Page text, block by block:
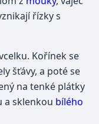
řízky s
Kořínek se
šťávy, a poté se
na tenké plátky
a sklenkou bílého